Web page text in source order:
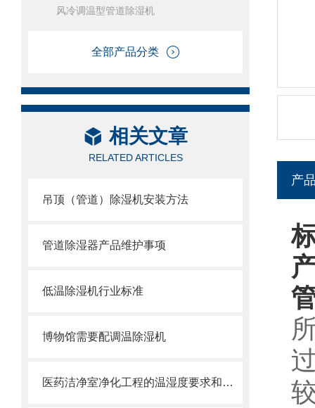
风冷调温型管道除湿机
全部产品分类
相关文章
RELATED ARTICLES
吊顶（管道）除湿机安装方法
管道除湿器产品维护事项
低温除湿机行业标准
博物馆需要配调温除湿机
医药洁净室净化工程的温湿度要求和标准
产